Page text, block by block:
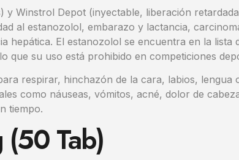
y Winstrol Depot (inyectable, liberación
al estanozolol, embarazo y lactancia,
hepática. El estanozolol se encuentra en la lista
que su uso está prohibido en competiciones
respirar, hinchazón de la cara, labios, lengua
como náuseas, vómitos, acné, dolor de
tiempo.
(50 Tab)